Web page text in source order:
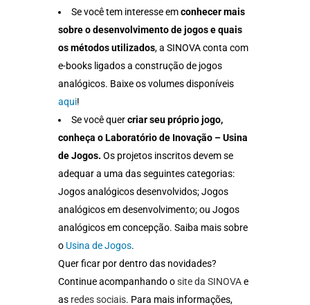
Se você tem interesse emconhecer mais
sobre o desenvolvimento de jogos e quais
os métodos utilizados, a SINOVA conta com
e-books ligados a construção de jogos
analógicos. Baixe os volumes disponíveis
aqui!
Se você quercriar seu próprio jogo,
conheça o Laboratório de Inovação – Usina
de Jogos. Os projetos inscritos devem se
adequar a uma das seguintes categorias:
Jogos analógicos desenvolvidos; Jogos
analógicos em desenvolvimento; ou Jogos
analógicos em concepção. Saiba mais sobre
o Usina de Jogos.
Quer ficar por dentro das novidades?
Continue acompanhando osite da SINOVAe
as redes sociais. Para mais informações,